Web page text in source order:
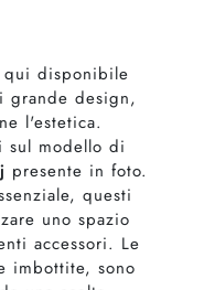
qui disponibile
grande design,
l'estetica.
sul modello di
presente in foto.
questi
uno spazio
accessori. Le
imbottite, sono